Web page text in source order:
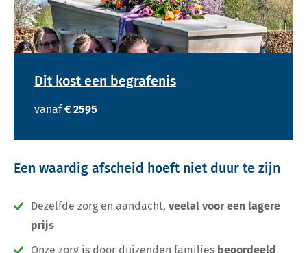
Dit kost een begrafenis
vanaf € 2595
Een waardig afscheid hoeft niet duur te zijn
Dezelfde zorg en aandacht, veelal voor een lagere
prijs
Onze zorg is door duizenden families beoordeeld